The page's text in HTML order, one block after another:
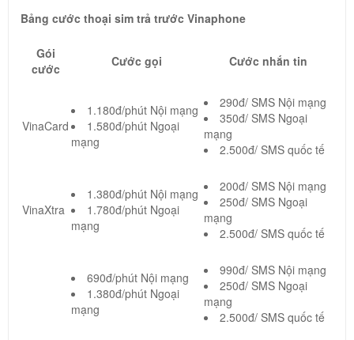
Bảng cước thoại sim trả trước Vinaphone
Gói
cước
Cước gọi Cước nhắn tin
VinaCard
1.180đ/phút Nội mạng
1.580đ/phút Ngoại
mạng
290đ/ SMS Nội mạng
350đ/ SMS Ngoại
mạng
2.500đ/ SMS quốc tế
VinaXtra
1.380đ/phút Nội mạng
1.780đ/phút Ngoại
mạng
200đ/ SMS Nội mạng
250đ/ SMS Ngoại
mạng
2.500đ/ SMS quốc tế
690đ/phút Nội mạng
1.380đ/phút Ngoại
mạng
990đ/ SMS Nội mạng
250đ/ SMS Ngoại
mạng
2.500đ/ SMS quốc tế